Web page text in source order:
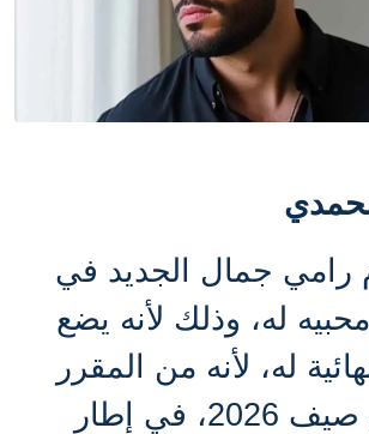
رامي جمال الجديد في
له، وذلك لأنه يضع
له، لأنه من المقرر
طرحه خلال صيف 2026، في إطار